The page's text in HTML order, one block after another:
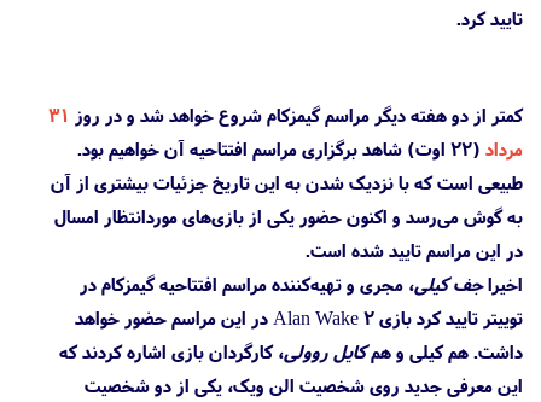
تایید کرد.
کمتر از دو هفته دیگر مراسم گیمزکام شروع خواهد شد و در روز ۳۱
مرداد
(۲۲ اوت) شاهد برگزاری مراسم افتتاحیه آن خواهیم بود.
طبیعی است که با نزدیک شدن به این تاریخ جزئیات بیشتری از آن
به گوش می‌رسد و اکنون حضور یکی از بازی‌های موردانتظار امسال
در این مراسم تایید شده است.
اخیراجف کیلی، مجری و تهیه‌کننده مراسم افتتاحیه گیمزکام در
توییتر تایید کرد بازی Alan Wake 2 در این مراسم حضور خواهد
داشت. هم کیلی و همکایل روولی، کارگردان بازی اشاره کردند که
این معرفی جدید روی شخصیت الن ویک، یکی از دو شخصیت